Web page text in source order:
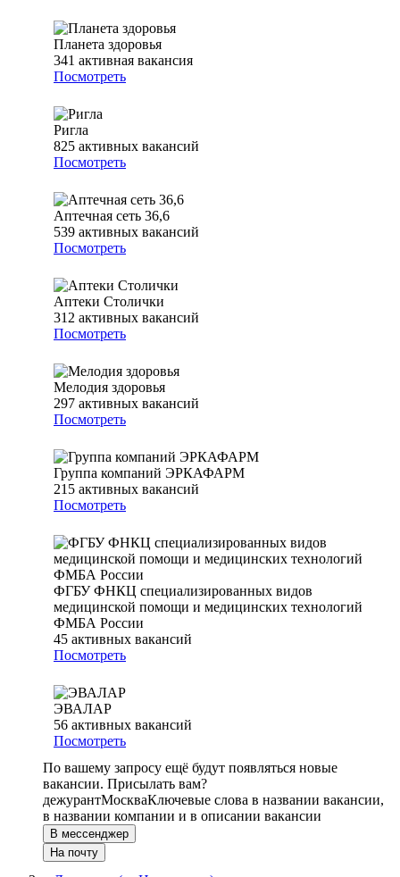
Планета здоровья
341 активная вакансия
Посмотреть
Ригла
825 активных вакансий
Посмотреть
Аптечная сеть 36,6
539 активных вакансий
Посмотреть
Аптеки Столички
312 активных вакансий
Посмотреть
Мелодия здоровья
297 активных вакансий
Посмотреть
Группа компаний ЭРКАФАРМ
215 активных вакансий
Посмотреть
ФГБУ ФНКЦ специализированных видов
медицинской помощи и медицинских технологий
ФМБА России
45 активных вакансий
Посмотреть
ЭВАЛАР
56 активных вакансий
Посмотреть
По вашему запросу ещё будут появляться новые
вакансии. Присылать вам?
дежурантМоскваКлючевые слова в названии вакансии,
в названии компании и в описании вакансии
В мессенджер
На почту